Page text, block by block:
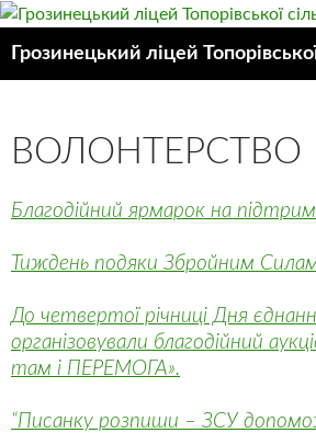
ВОЛОНТЕРСТВО
Благодійний ярмарок на
Тиждень подяки Збройним
До четвертої річниці Дня
організовували благодійний
там і ПЕРЕМОГА».
“Писанку розпиши – ЗСУ